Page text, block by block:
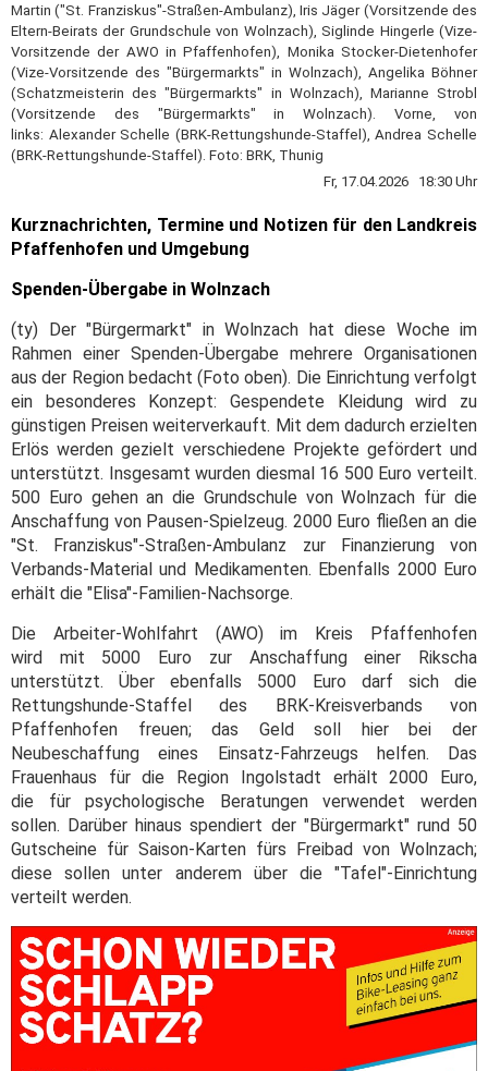
Martin ("St. Franziskus"-Straßen-Ambulanz), Iris Jäger (Vorsitzende des
Eltern-Beirats der Grundschule von Wolnzach), Siglinde Hingerle (Vize-
Vorsitzende der AWO in Pfaffenhofen), Monika Stocker-Dietenhofer
(Vize-Vorsitzende des "Bürgermarkts" in Wolnzach), Angelika Böhner
(Schatzmeisterin des "Bürgermarkts" in Wolnzach), Marianne Strobl
(Vorsitzende des "Bürgermarkts" in Wolnzach). Vorne, von
links: Alexander Schelle (BRK-Rettungshunde-Staffel), Andrea Schelle
(BRK-Rettungshunde-Staffel). Foto: BRK, Thunig
Fr, 17.04.2026 18:30 Uhr
Kurznachrichten, Termine und Notizen für den Landkreis
Pfaffenhofen und Umgebung
Spenden-Übergabe in Wolnzach
(ty) Der "Bürgermarkt" in Wolnzach hat diese Woche im
Rahmen einer Spenden-Übergabe mehrere Organisationen
aus der Region bedacht (Foto oben). Die Einrichtung verfolgt
ein besonderes Konzept: Gespendete Kleidung wird zu
günstigen Preisen weiterverkauft. Mit dem dadurch erzielten
Erlös werden gezielt verschiedene Projekte gefördert und
unterstützt. Insgesamt wurden diesmal 16 500 Euro verteilt.
500 Euro gehen an die Grundschule von Wolnzach für die
Anschaffung von Pausen-Spielzeug. 2000 Euro fließen an die
"St. Franziskus"-Straßen-Ambulanz zur Finanzierung von
Verbands-Material und Medikamenten. Ebenfalls 2000 Euro
erhält die "Elisa"-Familien-Nachsorge.
Die Arbeiter-Wohlfahrt (AWO) im Kreis Pfaffenhofen
wird mit 5000 Euro zur Anschaffung einer Rikscha
unterstützt. Über ebenfalls 5000 Euro darf sich die
Rettungshunde-Staffel des BRK-Kreisverbands von
Pfaffenhofen freuen; das Geld soll hier bei der
Neubeschaffung eines Einsatz-Fahrzeugs helfen. Das
Frauenhaus für die Region Ingolstadt erhält 2000 Euro,
die für psychologische Beratungen verwendet werden
sollen. Darüber hinaus spendiert der "Bürgermarkt" rund 50
Gutscheine für Saison-Karten fürs Freibad von Wolnzach;
diese sollen unter anderem über die "Tafel"-Einrichtung
verteilt werden.